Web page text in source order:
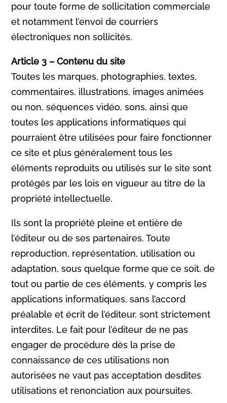
pour toute forme de sollicitation commerciale
et notamment l’envoi de courriers
électroniques non sollicités.
Article 3 – Contenu du site
Toutes les marques, photographies, textes,
commentaires, illustrations, images animées
ou non, séquences vidéo, sons, ainsi que
toutes les applications informatiques qui
pourraient être utilisées pour faire fonctionner
ce site et plus généralement tous les
éléments reproduits ou utilisés sur le site sont
protégés par les lois en vigueur au titre de la
propriété intellectuelle.
Ils sont la propriété pleine et entière de
l’éditeur ou de ses partenaires. Toute
reproduction, représentation, utilisation ou
adaptation, sous quelque forme que ce soit, de
tout ou partie de ces éléments, y compris les
applications informatiques, sans l’accord
préalable et écrit de l’éditeur, sont strictement
interdites. Le fait pour l’éditeur de ne pas
engager de procédure dès la prise de
connaissance de ces utilisations non
autorisées ne vaut pas acceptation desdites
utilisations et renonciation aux poursuites.